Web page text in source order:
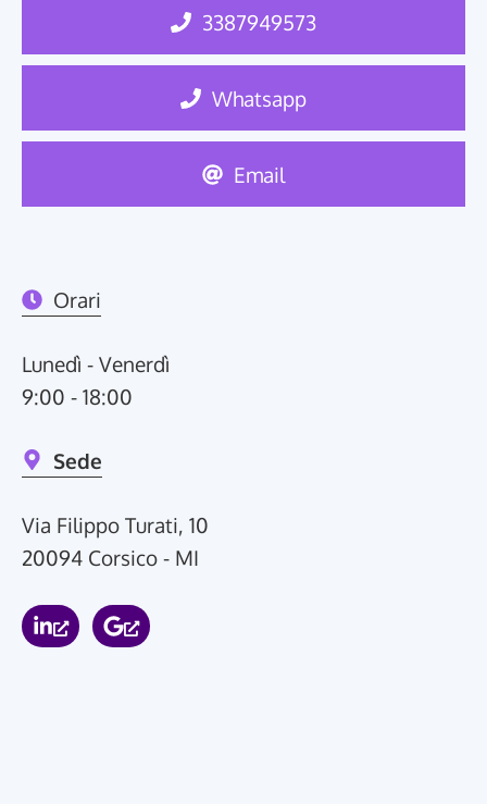
3387949573
Whatsapp
Email
Orari
Lunedì - Venerdì
9:00 - 18:00
Sede
Via Filippo Turati, 10
20094 Corsico - MI